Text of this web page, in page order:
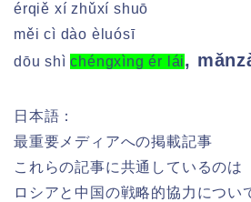
érqiě xí zhǔxí shuō
měi cì dào èluósī
dōushìchéngxìng ér lái,
日本語：
最重要メディアへの掲載記事
これらの記事に共通しているのは
ロシアと中国の戦略的協力につい